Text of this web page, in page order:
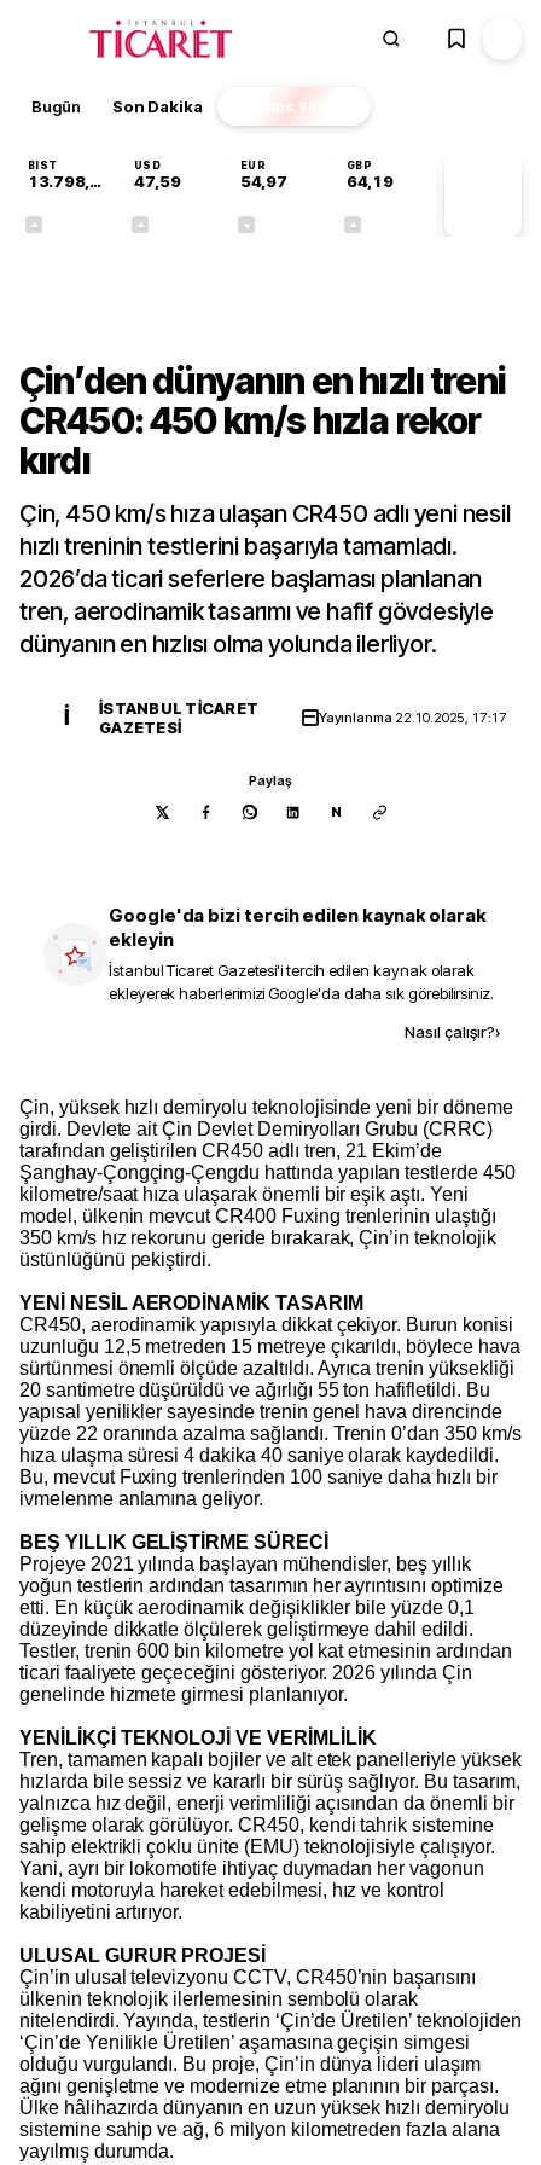
Bugün Son Dakika Finans EKSTRA
BIST
13.798,82
USD
47,59
EUR
54,97
GBP
64,19
Çin’den dünyanın en hızlı treni
CR450: 450 km/s hızla rekor
kırdı
Çin, 450 km/s hıza ulaşan CR450 adlı yeni nesil
hızlı treninin testlerini başarıyla tamamladı.
2026’da ticari seferlere başlaması planlanan
tren, aerodinamik tasarımı ve hafif gövdesiyle
dünyanın en hızlısı olma yolunda ilerliyor.
İ
İSTANBUL TICARET
GAZETESI
Yayınlanma 22.10.2025, 17:17
Paylaş
N
Google'da bizi tercih edilen kaynak olarak
ekleyin
İstanbul Ticaret Gazetesi'i tercih edilen kaynak olarak
ekleyerek haberlerimizi Google'da daha sık görebilirsiniz.
Nasıl çalışır?›
Çin, yüksek hızlı demiryolu teknolojisinde yeni bir döneme
girdi. Devlete ait Çin Devlet Demiryolları Grubu (CRRC)
tarafından geliştirilen CR450 adlı tren, 21 Ekim’de
Şanghay-Çongçing-Çengdu hattında yapılan testlerde 450
kilometre/saat hıza ulaşarak önemli bir eşik aştı. Yeni
model, ülkenin mevcut CR400 Fuxing trenlerinin ulaştığı
350 km/s hız rekorunu geride bırakarak, Çin’in teknolojik
üstünlüğünü pekiştirdi.
YENİ NESİL AERODİNAMİK TASARIM
CR450, aerodinamik yapısıyla dikkat çekiyor. Burun konisi
uzunluğu 12,5 metreden 15 metreye çıkarıldı, böylece hava
sürtünmesi önemli ölçüde azaltıldı. Ayrıca trenin yüksekliği
20 santimetre düşürüldü ve ağırlığı 55 ton hafifletildi. Bu
yapısal yenilikler sayesinde trenin genel hava direncinde
yüzde 22 oranında azalma sağlandı. Trenin 0’dan 350 km/s
hıza ulaşma süresi 4 dakika 40 saniye olarak kaydedildi.
Bu, mevcut Fuxing trenlerinden 100 saniye daha hızlı bir
ivmelenme anlamına geliyor.
BEŞ YILLIK GELİŞTİRME SÜRECİ
Projeye 2021 yılında başlayan mühendisler, beş yıllık
yoğun testlerin ardından tasarımın her ayrıntısını optimize
etti. En küçük aerodinamik değişiklikler bile yüzde 0,1
düzeyinde dikkatle ölçülerek geliştirmeye dahil edildi.
Testler, trenin 600 bin kilometre yol kat etmesinin ardından
ticari faaliyete geçeceğini gösteriyor. 2026 yılında Çin
genelinde hizmete girmesi planlanıyor.
YENİLİKÇİ TEKNOLOJİ VE VERİMLİLİK
Tren, tamamen kapalı bojiler ve alt etek panelleriyle yüksek
hızlarda bile sessiz ve kararlı bir sürüş sağlıyor. Bu tasarım,
yalnızca hız değil, enerji verimliliği açısından da önemli bir
gelişme olarak görülüyor. CR450, kendi tahrik sistemine
sahip elektrikli çoklu ünite (EMU) teknolojisiyle çalışıyor.
Yani, ayrı bir lokomotife ihtiyaç duymadan her vagonun
kendi motoruyla hareket edebilmesi, hız ve kontrol
kabiliyetini artırıyor.
ULUSAL GURUR PROJESİ
Çin’in ulusal televizyonu CCTV, CR450’nin başarısını
ülkenin teknolojik ilerlemesinin sembolü olarak
nitelendirdi. Yayında, testlerin ‘Çin’de Üretilen’ teknolojiden
‘Çin’de Yenilikle Üretilen’ aşamasına geçişin simgesi
olduğu vurgulandı. Bu proje, Çin’in dünya lideri ulaşım
ağını genişletme ve modernize etme planının bir parçası.
Ülke hâlihazırda dünyanın en uzun yüksek hızlı demiryolu
sistemine sahip ve ağ, 6 milyon kilometreden fazla alana
yayılmış durumda.